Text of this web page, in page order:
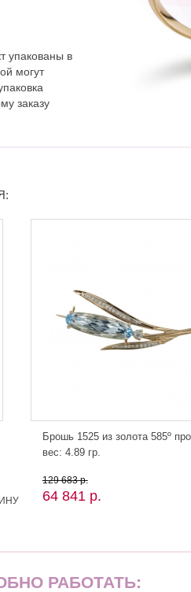
упакованы в
могут
заказу
Брошь 1525 из золота 585º
вес: 4.89 гр.
129 683 р.
64 841 р.
РАБОТАТЬ: